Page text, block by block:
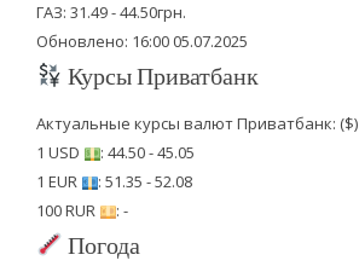
ГАЗ: 31.49 - 44.50грн.
Обновлено: 16:00 05.07.2025
Курсы Приватбанк
Актуальные курсы валют Приватбанк: ($)
1 USD
: 44.50 - 45.05
1 EUR
: 51.35 - 52.08
100 RUR
: -
Погода